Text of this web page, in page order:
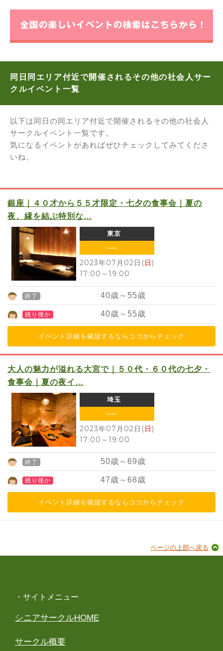
同日同エリア付近で開催されるその他の社会人サー
クルイベント一覧
以下は同日の同エリア付近で開催されるその他の社会人
サークルイベント一覧です。
気になるイベントがあればぜひチェックしてみてくださ
いね。
銀座｜４０才から５５才限定・七夕の食事会｜夏の
夜、縁を結ぶ特別な…
東京
----
2023年07月02日(日)
17:00 ～ 19:00
終了 40歳～ 55歳
残り僅か 40歳～ 55歳
イベント詳細を確認するならココからチェック
大人の魅力が溢れる大宮で｜５０代・６０代の七夕・
食事会｜夏の夜イ…
埼玉
----
2023年07月02日(日)
17:00 ～ 19:00
終了 50歳～69歳
残り僅か 47歳～68歳
イベント詳細を確認するならココからチェック
ページの上部へ戻る
・サイトメニュー
シニアサークルHOME
サークル概要